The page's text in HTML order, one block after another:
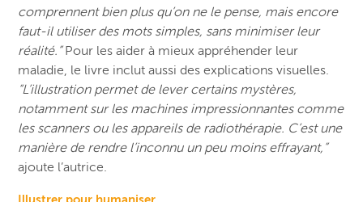
comprennent bien plus qu’on ne le pense, mais encore
faut-il utiliser des mots simples, sans minimiser leur
réalité.” Pour les aider à mieux appréhender leur
maladie, le livre inclut aussi des explications visuelles.
“L’illustration permet de lever certains mystères,
notamment sur les machines impressionnantes comme
les scanners ou les appareils de radiothérapie. C’est une
manière de rendre l’inconnu un peu moins effrayant,”
ajoute l’autrice.